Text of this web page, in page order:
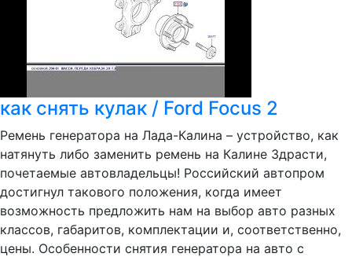
как снять кулак / Ford Focus 2
Ремень генератора на Лада-Калина – устройство, как
натянуть либо заменить ремень на Калине Здрасти,
почетаемые автовладельцы! Российский автопром
достигнул такового положения, когда имеет
возможность предложить нам на выбор авто разных
классов, габаритов, комплектации и, соответственно,
цены. Особенности снятия генератора на авто с